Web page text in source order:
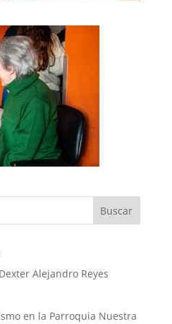
Alejandro Reyes
en la Parroquia Nuestra